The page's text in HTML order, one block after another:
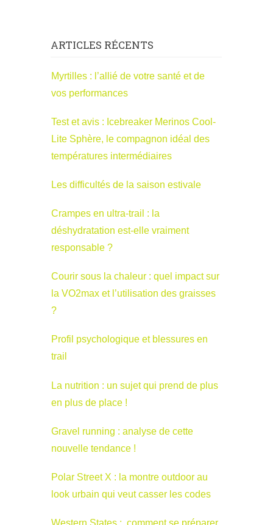
ARTICLES RÉCENTS
Myrtilles : l’allié de votre santé et de
vos performances
Test et avis : Icebreaker Merinos Cool-
Lite Sphère, le compagnon idéal des
températures intermédiaires
Les difficultés de la saison estivale
Crampes en ultra-trail : la
déshydratation est-elle vraiment
responsable ?
Courir sous la chaleur : quel impact sur
la VO2max et l’utilisation des graisses
?
Profil psychologique et blessures en
trail
La nutrition : un sujet qui prend de plus
en plus de place !
Gravel running : analyse de cette
nouvelle tendance !
Polar Street X : la montre outdoor au
look urbain qui veut casser les codes